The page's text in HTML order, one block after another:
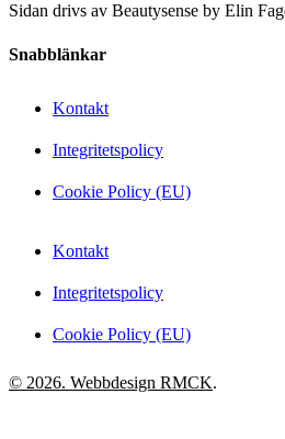
Sidan drivs av Beautysense by Elin
Snabblänkar
Kontakt
Integritetspolicy
Cookie Policy (EU)
Kontakt
Integritetspolicy
Cookie Policy (EU)
© 2026. Webbdesign RMCK.